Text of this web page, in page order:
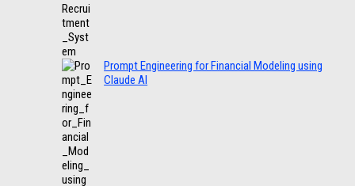
Prompt Engineering for Financial Modeling using
Claude AI